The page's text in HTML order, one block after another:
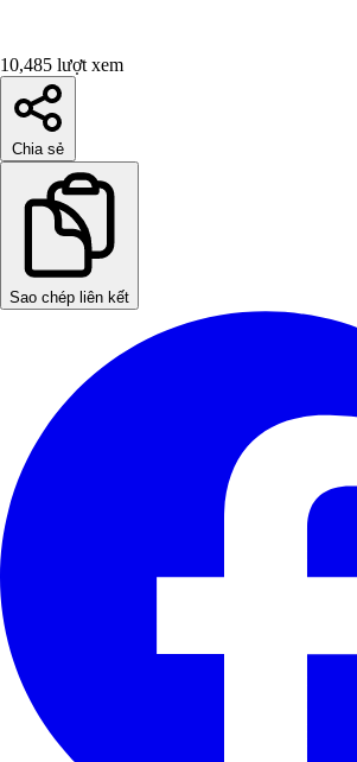
10,485 lượt xem
Chia sẻ
Sao chép liên kết